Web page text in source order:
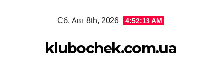
Сб. Авг 8th, 2026 4:52:14 AM
klubochek.com.ua